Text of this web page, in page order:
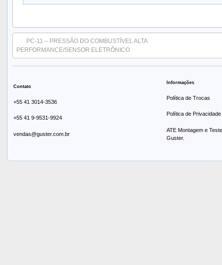
PC-11 – PRESSÃO DO COMBUSTÍVEL ALTA
PERFORMANCE/SENSOR ELETRÔNICO
Contato
+55 41 3014-3536
+55 41 9-9531-9924
vendas@guster.com.br
Informações
Política de Trocas
Política de Privacidade
ATE Montagem e
Guster.